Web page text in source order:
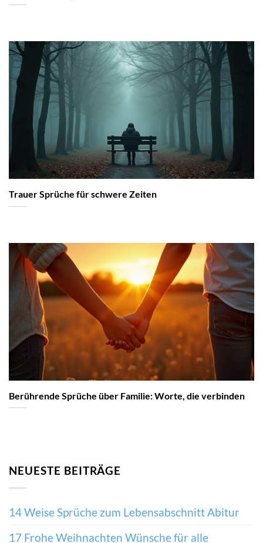
Trauer Sprüche für schwere Zeiten
Berührende Sprüche über Familie: Worte, die verbinden
NEUESTE BEITRÄGE
14 Weise Sprüche zum Lebensabschnitt Abitur
17 Frohe Weihnachten Wünsche für alle